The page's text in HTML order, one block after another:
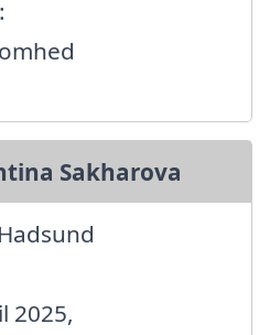
Sakharova
2025,